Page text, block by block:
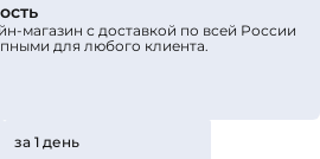
магазин с доставкой по всей России
для любого клиента.
за 1 день